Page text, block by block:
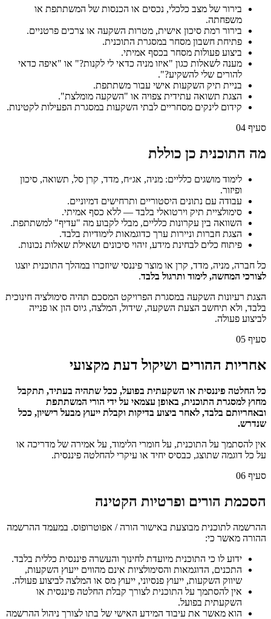
בירור של מצב כלכלי, נכסים או הכנסות של המשתתפת או
משפחתה.
בירור רמת סיכון אישית, מטרות השקעה או צרכים פרטניים.
פתיחת חשבון מסחר במסגרת התוכנית.
ביצוע פעולות מסחר בכסף אמיתי.
מענה לשאלות כגון "איזו מניה כדאי לי לקנות?" או "איפה כדאי
להורים שלי להשקיע?".
בניית תיק השקעות אישי עבור משתתפת.
הצגת תשואה עתידית צפויה או "השקעה מומלצת".
קידום לינקים מסחריים לבתי השקעות במסגרת הפעילות לקטינות.
סעיף 04
מה התוכנית כן כוללת
לימוד מושגים כלליים: מניה, אג״ח, מדד, קרן סל, תשואה, סיכון
ופיזור.
עבודה עם נתונים היסטוריים ותרחישים דמיוניים.
סימולציית תיק וירטואלי בלבד — ללא כסף אמיתי.
השוואה בין עקרונות כלליים, מבלי לקבוע מה "עדיף" למשתתפת.
הצגת חברות וניירות ערך כדוגמאות לימודיות בלבד.
פיתוח כלים לבחינת מידע, זיהוי סיכונים ושאילת שאלות נכונות.
כל חברה, מניה, מדד, קרן או מוצר פיננסי שיוזכרו במהלך התוכנית יוצגו
לצורכי המחשה, לימוד ותרגול בלבד.
הצגת רעיונות השקעה במסגרת הפרויקט המסכם תהיה סימולציה חינוכית
בלבד, ולא תיחשב הצעת השקעה, שידול, המלצה, גיוס הון או פנייה
לביצוע פעולה.
סעיף 05
אחריות ההורים ושיקול דעת מקצועי
כל החלטה פיננסית או השקעתית בפועל, ככל שתהיה בעתיד, תתקבל
מחוץ למסגרת התוכנית, באופן עצמאי על ידי הורי המשתתפת
ובאחריותם בלבד, לאחר ביצוע בדיקות וקבלת ייעוץ מבעל רישיון, ככל
שנדרש.
אין להסתמך על התוכנית, על חומרי הלימוד, על אמירה של מדריכה או
על כל דוגמה שתוצג, כבסיס יחיד או עיקרי להחלטה פיננסית.
סעיף 06
הסכמת הורים ופרטיות הקטינה
ההרשמה לתוכנית מבוצעת באישור הורה / אפוטרופוס. במעמד ההרשמה
ההורה מאשר כי:
ידוע לו כי התוכנית מיועדת לחינוך והעשרה פיננסית כללית בלבד.
התכנים, הדוגמאות והסימולציות אינם מהווים ייעוץ השקעות,
שיווק השקעות, ייעוץ פנסיוני, ייעוץ מס או המלצה לביצוע פעולה.
אין להסתמך על התוכנית לצורך קבלת החלטה פיננסית או
השקעתית בפועל.
הוא מאשר את עיבוד המידע האישי של בתו לצורך ניהול ההרשמה